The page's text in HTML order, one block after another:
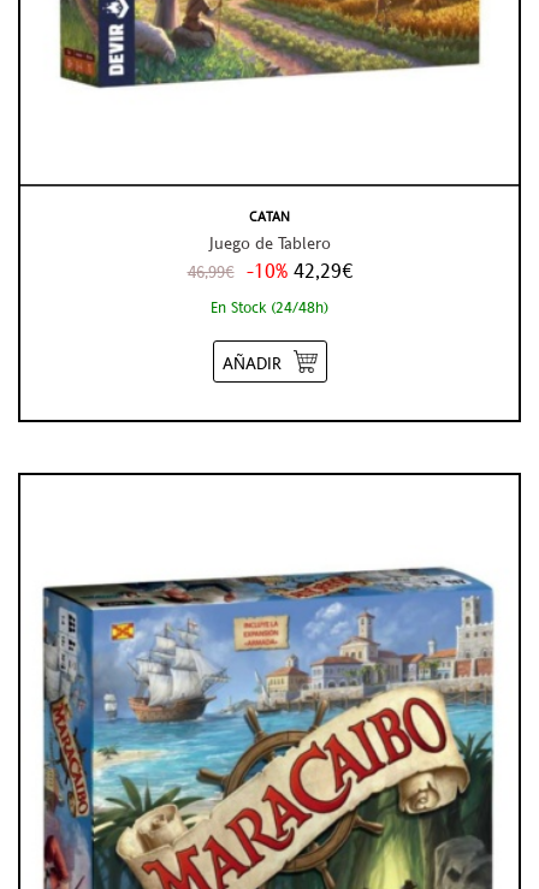
CATAN
Juego de Tablero
46,99€ -10% 42,29€
En Stock (24/48h)
AÑADIR